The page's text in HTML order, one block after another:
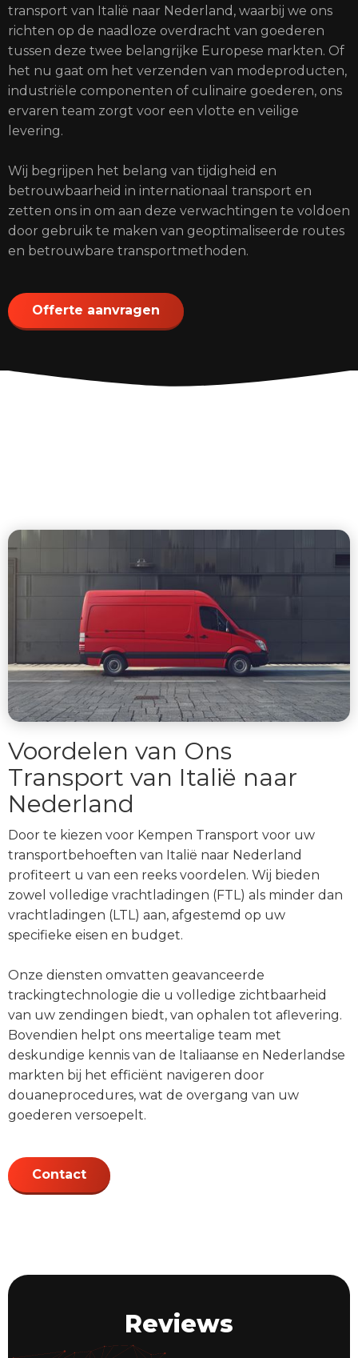
transport van Italië naar Nederland, waarbij we ons
richten op de naadloze overdracht van goederen
tussen deze twee belangrijke Europese markten. Of
het nu gaat om het verzenden van modeproducten,
industriële componenten of culinaire goederen, ons
ervaren team zorgt voor een vlotte en veilige
levering.
Wij begrijpen het belang van tijdigheid en
betrouwbaarheid in internationaal transport en
zetten ons in om aan deze verwachtingen te voldoen
door gebruik te maken van geoptimaliseerde routes
en betrouwbare transportmethoden.
Offerte aanvragen
Voordelen van Ons
Transport van Italië naar
Nederland
Door te kiezen voor Kempen Transport voor uw
transportbehoeften van Italië naar Nederland
profiteert u van een reeks voordelen. Wij bieden
zowel volledige vrachtladingen (FTL) als minder dan
vrachtladingen (LTL) aan, afgestemd op uw
specifieke eisen en budget.
Onze diensten omvatten geavanceerde
trackingtechnologie die u volledige zichtbaarheid
van uw zendingen biedt, van ophalen tot aflevering.
Bovendien helpt ons meertalige team met
deskundige kennis van de Italiaanse en Nederlandse
markten bij het efficiënt navigeren door
douaneprocedures, wat de overgang van uw
goederen versoepelt.
Contact
Reviews